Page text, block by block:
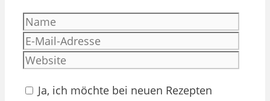
Name
Ja, ich möchte bei neuen Rezepten